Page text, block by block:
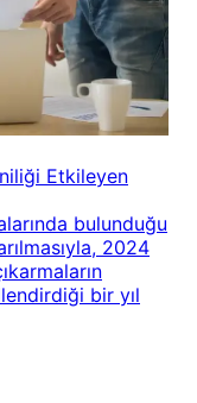
Etkileyen
bulunduğu
2024
bir yıl